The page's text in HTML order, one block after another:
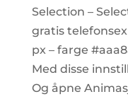
Selection –
gratis
px – farge
Med disse
Og åpne